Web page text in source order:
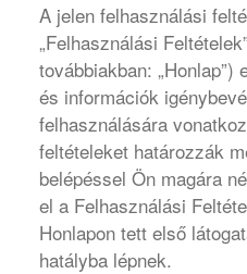
A jelen felhasználási
„Felhasználási
továbbiakban:
és információk
felhasználására
feltételeket határozzák
belépéssel Ön magára
el a Felhasználási
Honlapon tett első
hatályba lépnek.